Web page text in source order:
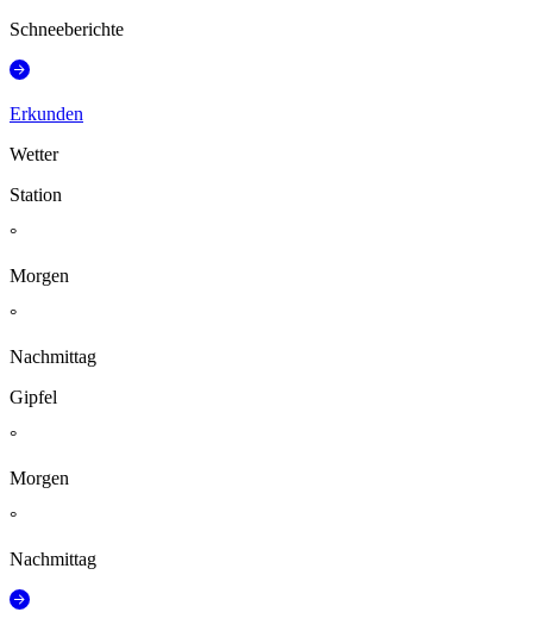
Schneeberichte
Erkunden
Wetter
Station
°
Morgen
°
Nachmittag
Gipfel
°
Morgen
°
Nachmittag